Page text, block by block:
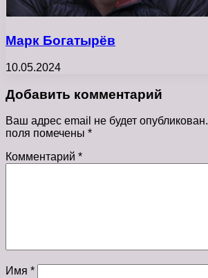
Марк Богатырёв
10.05.2024
Добавить комментарий
Ваш адрес email не будет опубликован.
поля помечены *
Комментарий *
Имя *